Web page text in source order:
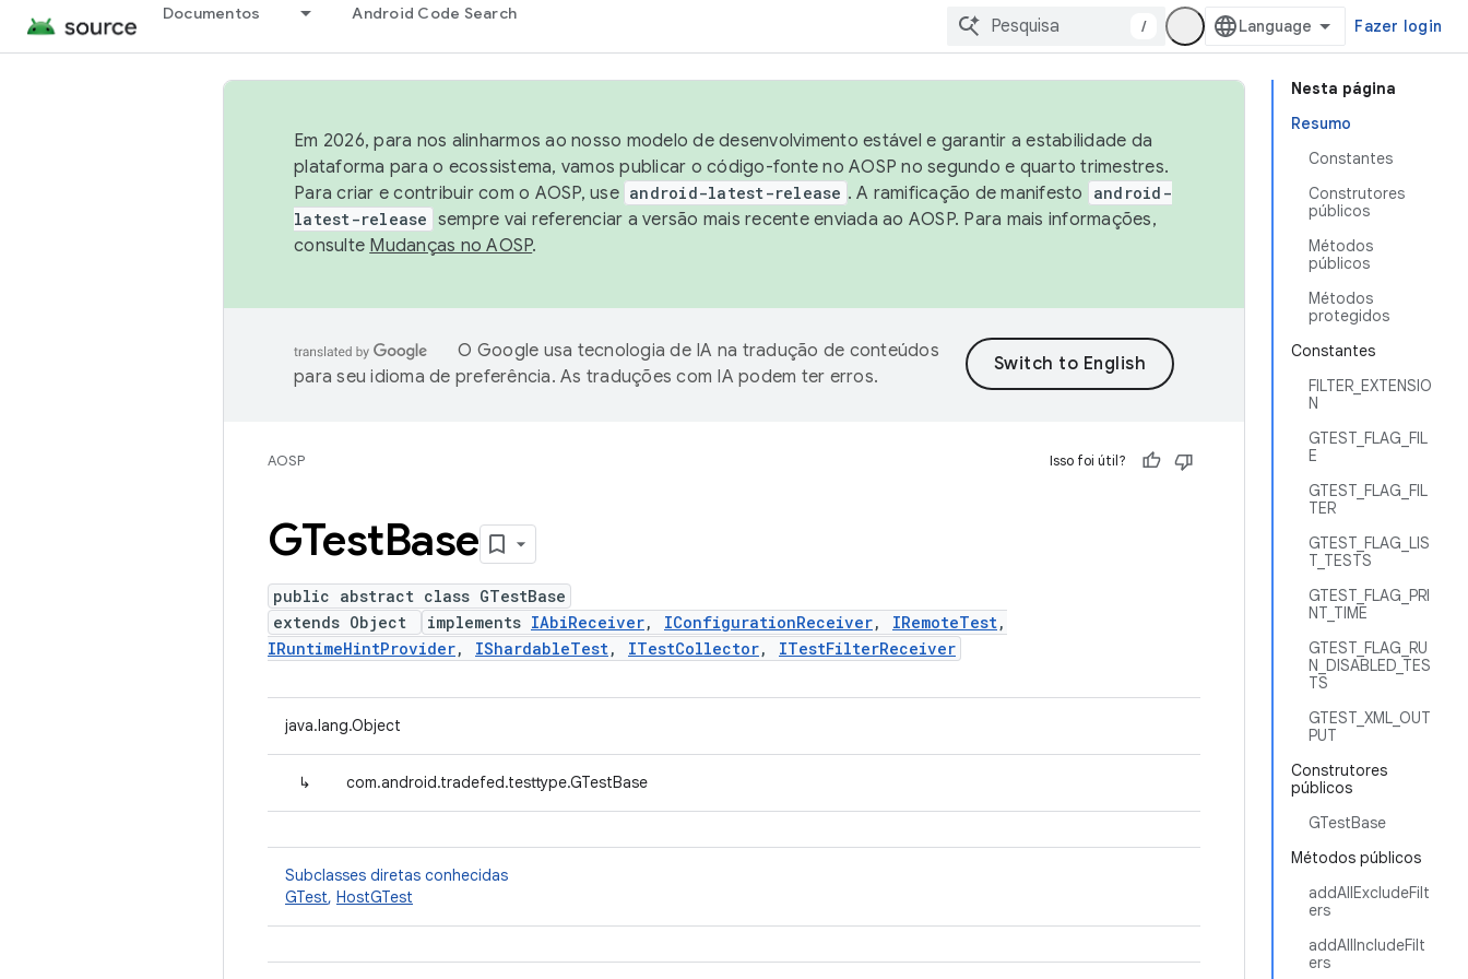
Documentos Android Code Search
/ Fazer login
Nesta página
Resumo
Constantes
Construtores
públicos
Métodos
públicos
Métodos
protegidos
Constantes
FILTER_EXTENSIO
N
GTEST_FLAG_FIL
E
GTEST_FLAG_FIL
TER
GTEST_FLAG_LIS
T_TESTS
GTEST_FLAG_PRI
NT_TIME
GTEST_FLAG_RU
N_DISABLED_TES
TS
GTEST_XML_OUT
PUT
Construtores
públicos
GTestBase
Métodos públicos
addAllExcludeFilt
ers
addAllIncludeFilt
ers
Em 2026, para nos alinharmos ao nosso modelo de desenvolvimento estável e garantir a estabilidade da
plataforma para o ecossistema, vamos publicar o código-fonte no AOSP no segundo e quarto trimestres.
Para criar e contribuir com o AOSP, use android-latest-release . A ramificação de manifesto
android-
latest-release sempre vai referenciar a versão mais recente enviada ao AOSP. Para mais informações,
consulte Mudanças no AOSP.
O Google usa tecnologia de IA na tradução de conteúdos
para seu idioma de preferência. As traduções com IA podem ter erros.
AOSP Isso foi útil?
GTestBase
public abstract class GTestBase
extends Object
implements IAbiReceiver, IConfigurationReceiver, IRemoteTest,
IRuntimeHintProvider, IShardableTest, ITestCollector, ITestFilterReceiver
java.lang.Object
↳ com.android.tradefed.testtype.GTestBase
Subclasses diretas conhecidas
GTest, HostGTest